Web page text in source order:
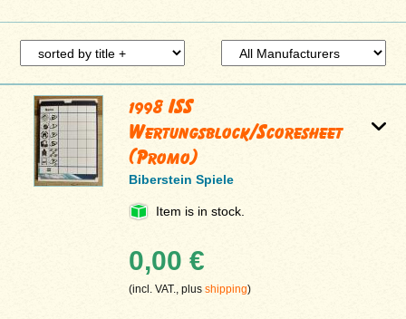
1998 ISS
Wertungsblock/Scoresheet
(Promo)
Biberstein Spiele
Item is in stock.
0,00 €
(incl. VAT., plusshipping)